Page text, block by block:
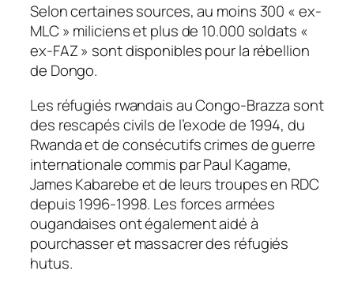
Selon certaines sources, au moins 300 « ex-
MLC » miliciens et plus de 10.000 soldats «
ex-FAZ » sont disponibles pour la rébellion
de Dongo.
Les réfugiés rwandais au Congo-Brazza sont
des rescapés civils de l’exode de 1994, du
Rwanda et de consécutifs crimes de guerre
internationale commis par Paul Kagame,
James Kabarebe et de leurs troupes en RDC
depuis 1996-1998. Les forces armées
ougandaises ont également aidé à
pourchasser et massacrer des réfugiés
hutus.